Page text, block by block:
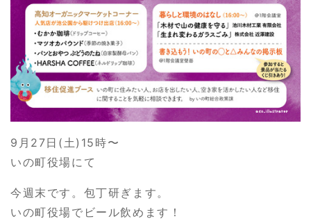
9月27日(土)15時〜
いの町役場にて
今週末です。包丁研ぎます。
いの町役場でビール飲めます！